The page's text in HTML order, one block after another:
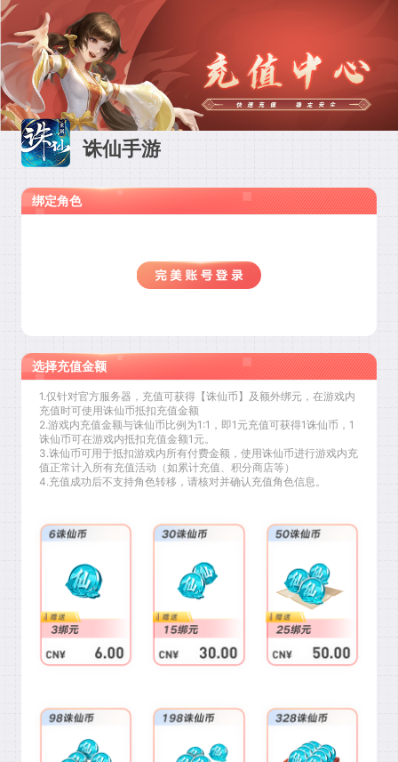
诛仙手游
绑定角色
选择充值金额
1.仅针对官方服务器，充值可获得【诛仙币】及额外绑元，在游戏内
充值时可使用诛仙币抵扣充值金额
2.游戏内充值金额与诛仙币比例为1:1，即1元充值可获得1诛仙币，1
诛仙币可在游戏内抵扣充值金额1元。
3.诛仙币可用于抵扣游戏内所有付费金额，使用诛仙币进行游戏内充
值正常计入所有充值活动（如累计充值、积分商店等）
4.充值成功后不支持角色转移，请核对并确认充值角色信息。